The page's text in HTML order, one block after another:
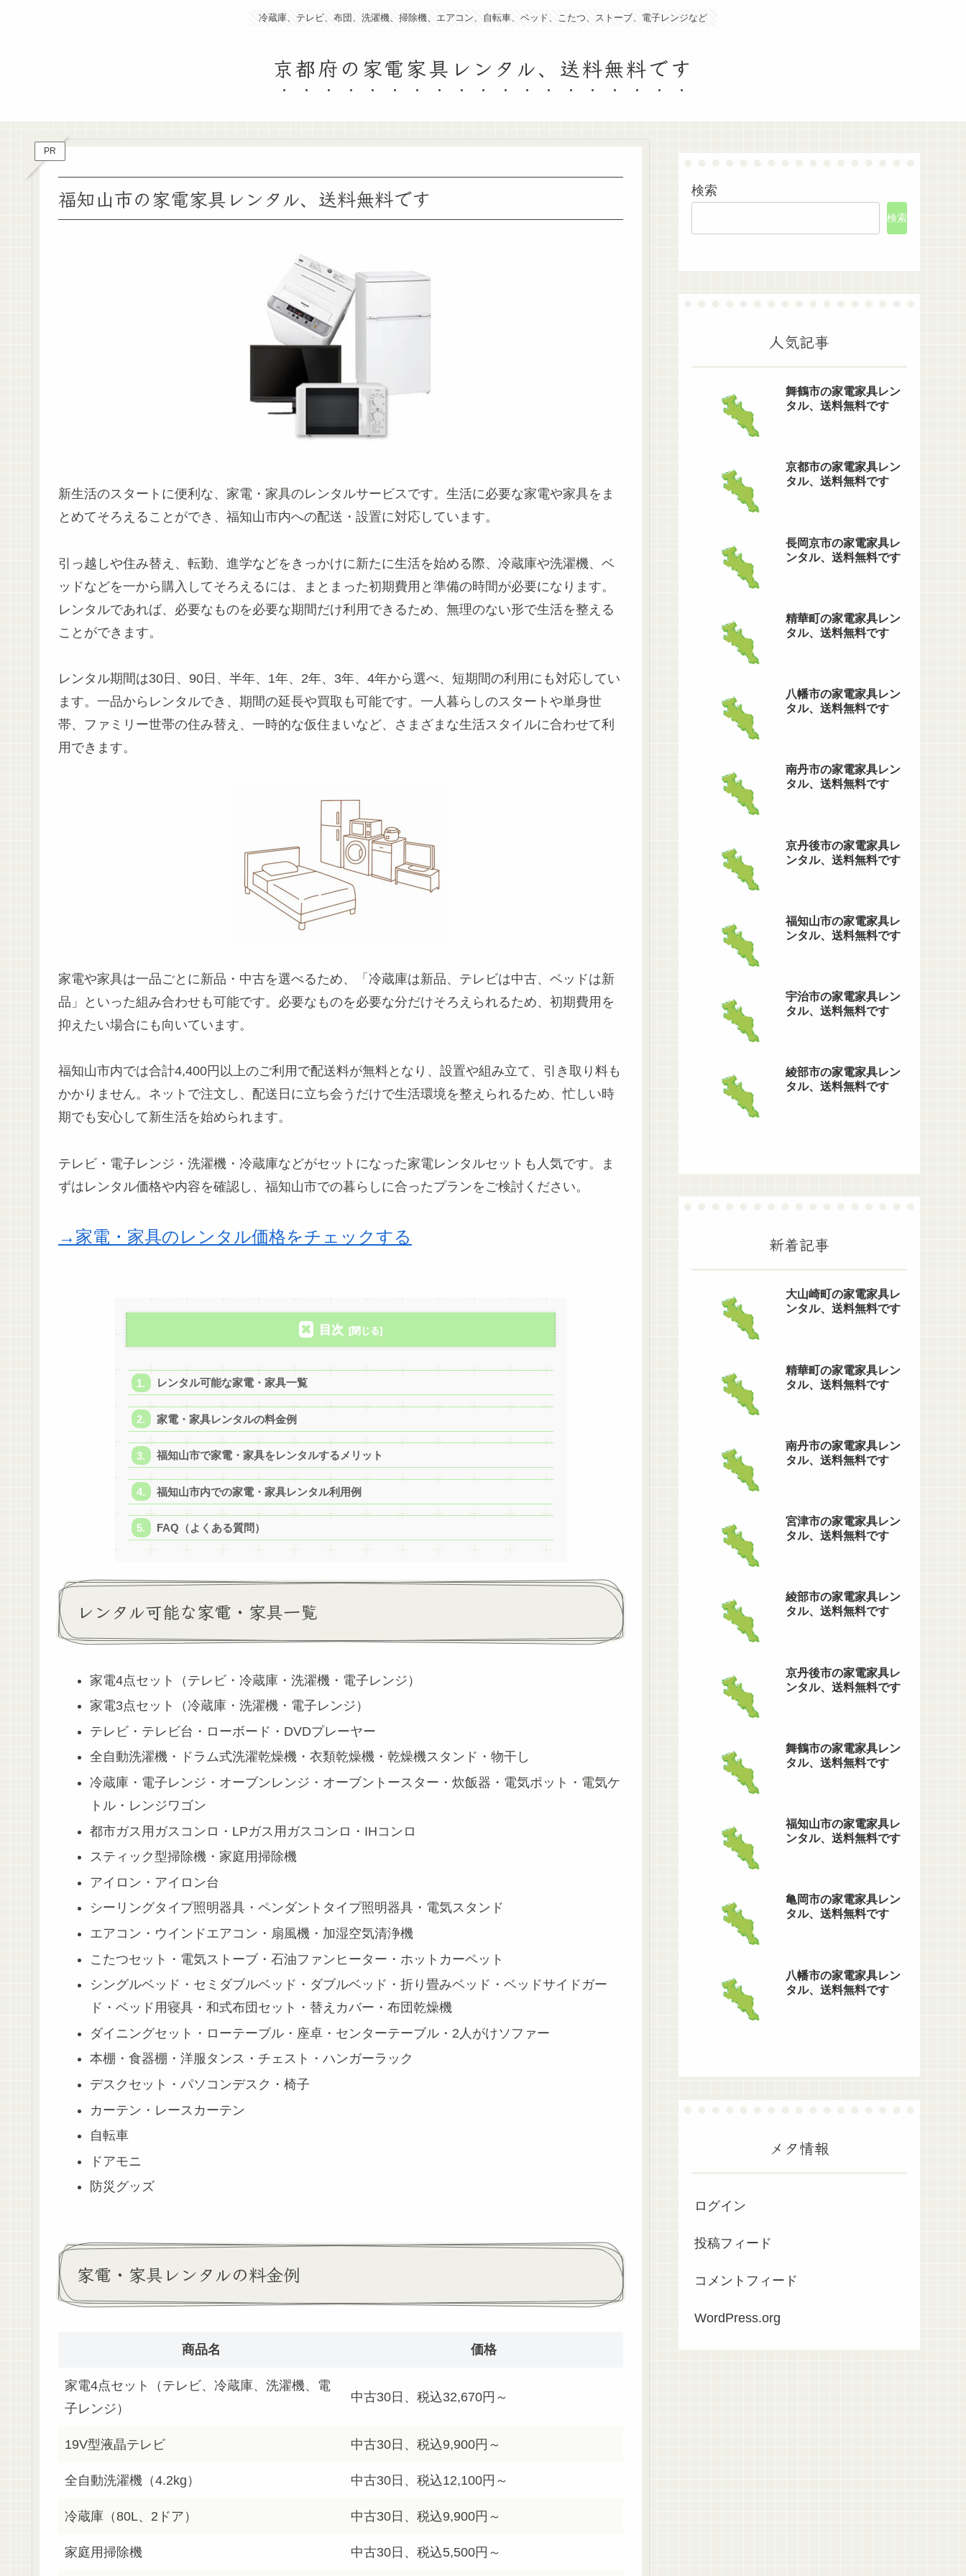
冷蔵庫、テレビ、布団、洗濯機、掃除機、エアコン、自転車、ベッド、こたつ、ストーブ、電子レンジなど
京都府の家電家具レンタル、送料無料です
PR
福知山市の家電家具レンタル、送料無料です
新生活のスタートに便利な、家電・家具のレンタルサービスです。生活に必要な家電や家具をま
とめてそろえることができ、福知山市内への配送・設置に対応しています。
引っ越しや住み替え、転勤、進学などをきっかけに新たに生活を始める際、冷蔵庫や洗濯機、ベ
ッドなどを一から購入してそろえるには、まとまった初期費用と準備の時間が必要になります。
レンタルであれば、必要なものを必要な期間だけ利用できるため、無理のない形で生活を整える
ことができます。
レンタル期間は30日、90日、半年、1年、2年、3年、4年から選べ、短期間の利用にも対応してい
ます。一品からレンタルでき、期間の延長や買取も可能です。一人暮らしのスタートや単身世
帯、ファミリー世帯の住み替え、一時的な仮住まいなど、さまざまな生活スタイルに合わせて利
用できます。
家電や家具は一品ごとに新品・中古を選べるため、「冷蔵庫は新品、テレビは中古、ベッドは新
品」といった組み合わせも可能です。必要なものを必要な分だけそろえられるため、初期費用を
抑えたい場合にも向いています。
福知山市内では合計4,400円以上のご利用で配送料が無料となり、設置や組み立て、引き取り料も
かかりません。ネットで注文し、配送日に立ち会うだけで生活環境を整えられるため、忙しい時
期でも安心して新生活を始められます。
テレビ・電子レンジ・洗濯機・冷蔵庫などがセットになった家電レンタルセットも人気です。ま
ずはレンタル価格や内容を確認し、福知山市での暮らしに合ったプランをご検討ください。
→家電・家具のレンタル価格をチェックする
目次
レンタル可能な家電・家具一覧
家電・家具レンタルの料金例
福知山市で家電・家具をレンタルするメリット
福知山市内での家電・家具レンタル利用例
FAQ（よくある質問）
レンタル可能な家電・家具一覧
家電4点セット（テレビ・冷蔵庫・洗濯機・電子レンジ）
家電3点セット（冷蔵庫・洗濯機・電子レンジ）
テレビ・テレビ台・ローボード・DVDプレーヤー
全自動洗濯機・ドラム式洗濯乾燥機・衣類乾燥機・乾燥機スタンド・物干し
冷蔵庫・電子レンジ・オーブンレンジ・オーブントースター・炊飯器・電気ポット・電気ケ
トル・レンジワゴン
都市ガス用ガスコンロ・LPガス用ガスコンロ・IHコンロ
スティック型掃除機・家庭用掃除機
アイロン・アイロン台
シーリングタイプ照明器具・ペンダントタイプ照明器具・電気スタンド
エアコン・ウインドエアコン・扇風機・加湿空気清浄機
こたつセット・電気ストーブ・石油ファンヒーター・ホットカーペット
シングルベッド・セミダブルベッド・ダブルベッド・折り畳みベッド・ベッドサイドガー
ド・ベッド用寝具・和式布団セット・替えカバー・布団乾燥機
ダイニングセット・ローテーブル・座卓・センターテーブル・2人がけソファー
本棚・食器棚・洋服タンス・チェスト・ハンガーラック
デスクセット・パソコンデスク・椅子
カーテン・レースカーテン
自転車
ドアモニ
防災グッズ
家電・家具レンタルの料金例
商品名 価格
家電4点セット（テレビ、冷蔵庫、洗濯機、電
子レンジ）
中古30日、税込32,670円～
19V型液晶テレビ 中古30日、税込9,900円～
全自動洗濯機（4.2kg） 中古30日、税込12,100円～
冷蔵庫（80L、2ドア） 中古30日、税込9,900円～
家庭用掃除機 中古30日、税込5,500円～
検索
検索
人気記事
舞鶴市の家電家具レン
タル、送料無料です
京都市の家電家具レン
タル、送料無料です
長岡京市の家電家具レ
ンタル、送料無料です
精華町の家電家具レン
タル、送料無料です
八幡市の家電家具レン
タル、送料無料です
南丹市の家電家具レン
タル、送料無料です
京丹後市の家電家具レ
ンタル、送料無料です
福知山市の家電家具レ
ンタル、送料無料です
宇治市の家電家具レン
タル、送料無料です
綾部市の家電家具レン
タル、送料無料です
新着記事
大山崎町の家電家具レ
ンタル、送料無料です
精華町の家電家具レン
タル、送料無料です
南丹市の家電家具レン
タル、送料無料です
宮津市の家電家具レン
タル、送料無料です
綾部市の家電家具レン
タル、送料無料です
京丹後市の家電家具レ
ンタル、送料無料です
舞鶴市の家電家具レン
タル、送料無料です
福知山市の家電家具レ
ンタル、送料無料です
亀岡市の家電家具レン
タル、送料無料です
八幡市の家電家具レン
タル、送料無料です
メタ情報
ログイン
投稿フィード
コメントフィード
WordPress.org